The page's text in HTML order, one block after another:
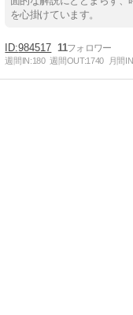
を心掛けています。
984517 11
週間IN:180 週間OUT:1740 月間